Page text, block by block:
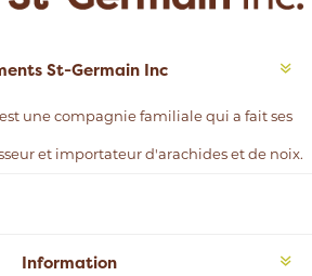
St-Germain Inc
une compagnie familiale qui a fait ses
et importateur d'arachides et de noix.
Information